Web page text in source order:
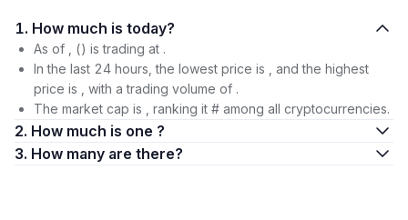
1. How much is today?
As of , () is trading at .
In the last 24 hours, the lowest price is , and the highest
price is , with a trading volume of .
The market cap is , ranking it # among all cryptocurrencies.
2. How much is one ?
3. How many are there?